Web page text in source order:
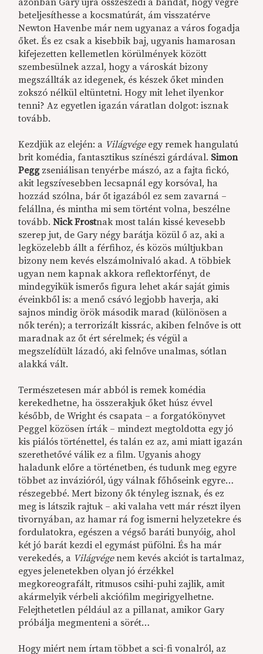
beteljesíthesse a kocsmatúrát, ám visszatérve
Newton Havenbe már nem ugyanaz a város fogadja
őket. És ez csak a kisebbik baj, ugyanis hamarosan
kifejezetten kellemetlen körülmények között
szembesülnek azzal, hogy a városkát bizony
megszállták az idegenek, és készek őket minden
zokszó nélkül eltüntetni. Hogy mit lehet ilyenkor
tenni? Az egyetlen igazán váratlan dolgot: isznak
tovább.
Kezdjük az elején: a Világvégeegy remek hangulatú
brit komédia, fantasztikus színészi gárdával. Simon
Peggzseniálisan tenyérbe mászó, az a fajta fickó,
akit legszívesebben lecsapnál egy korsóval, ha
hozzád szólna, bár őt igazából ez sem zavarná –
felállna, és mintha mi sem történt volna, beszélne
tovább.Nick Frostnak most talán kissé kevesebb
szerep jut, de Gary négy barátja közül ő az, aki a
legközelebb állt a férfihoz, és közös múltjukban
bizony nem kevés elszámolnivaló akad. A többiek
ugyan nem kapnak akkora reflektorfényt, de
mindegyikük ismerős figura lehet akár saját gimis
éveinkből is: a menő csávó legjobb haverja, aki
sajnos mindig örök második marad (különösen a
nők terén); a terrorizált kissrác, akiben felnőve is ott
maradnak az őt ért sérelmek; és végül a
megszelídült lázadó, aki felnőve unalmas, sótlan
alakká vált.
Természetesen már abból is remek komédia
kerekedhetne, ha összerakjuk őket húsz évvel
később, de Wright és csapata – a forgatókönyvet
Peggel közösen írták – mindezt megtoldotta egy jó
kis piálós történettel, és talán ez az, ami miatt igazán
szerethetővé válik ez a film. Ugyanis ahogy
haladunk előre a történetben, és tudunk meg egyre
többet az invázióról, úgy válnak főhőseink egyre…
részegebbé. Mert bizony ők tényleg isznak, és ez
meg is látszik rajtuk – aki valaha vett már részt ilyen
tivornyában, az hamar rá fog ismerni helyzetekre és
fordulatokra, egészen a végső baráti bunyóig, ahol
két jó barát kezdi el egymást püfölni. És ha már
verekedés, a Világvégenem kevés akciót is tartalmaz,
egyes jelenetekben olyan jó érzékkel
megkoreografált, ritmusos csihi-puhi zajlik, amit
akármelyik vérbeli akciófilm megirigyelhetne.
Felejthetetlen például az a pillanat, amikor Gary
próbálja megmenteni a sörét…
Hogy miért nem írtam többet a sci-fi vonalról, az